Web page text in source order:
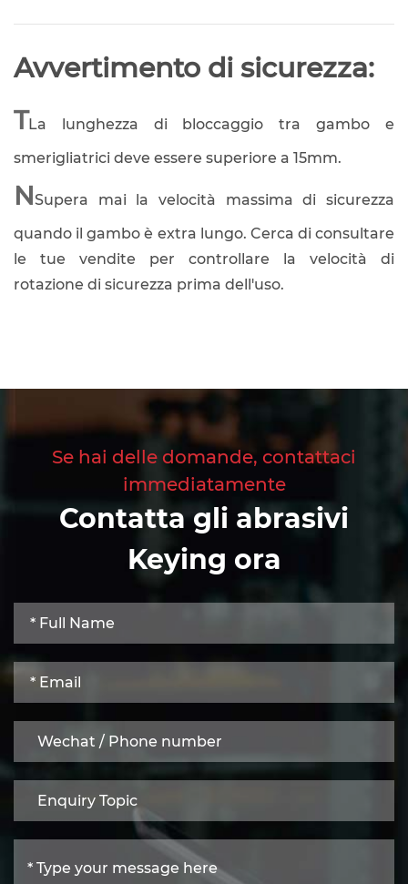
Avvertimento di sicurezza:
TLa lunghezza di bloccaggio tra gambo e
smerigliatrici deve essere superiore a 15mm.
NSupera mai la velocità massima di sicurezza
quando il gambo è extra lungo. Cerca di consultare
le tue vendite per controllare la velocità di
rotazione di sicurezza prima dell'uso.
Se hai delle domande, contattaci
immediatamente
Contatta gli abrasivi
Keying ora